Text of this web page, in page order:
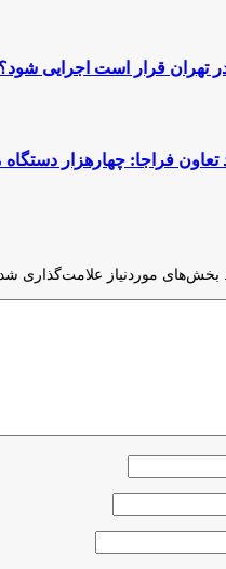
تهران قرار است اجرایی شود؟
فراجا: چهارهزار
بخش‌های موردنیاز علامت‌گذاری